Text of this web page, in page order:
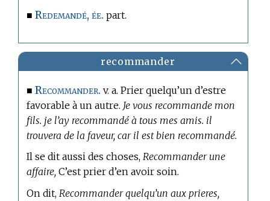
■Redemandé, ée. part.
recommander
■Recommander. v. a. Prier quelqu’un d’estre
favorable à un autre. Je vous recommande mon
fils. je l’ay recommandé à tous mes amis. il
trouvera de la faveur, car il est bien recommandé.
Il se dit aussi des choses,Recommander une
affaire, C’est prier d’en avoir soin.
On dit, Recommander quelqu’un aux prieres,